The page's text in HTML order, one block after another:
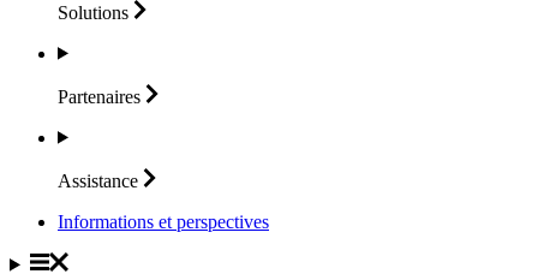
Solutions
Partenaires
Assistance
Informations et perspectives